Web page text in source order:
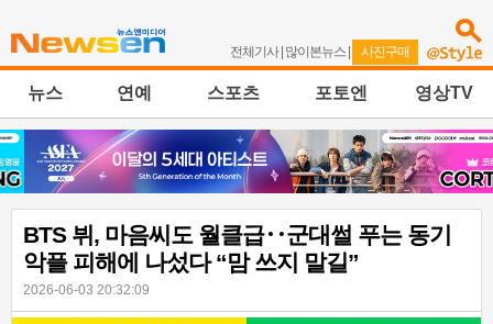
전체기사| 많이본뉴스 | 사진구매
뉴스 연예 스포츠 포토엔 영상TV
BTS 뷔, 마음씨도 월클급‥군대썰 푸는 동기
악플 피해에 나섰다 “맘 쓰지 말길”
2026-06-03 20:32:09